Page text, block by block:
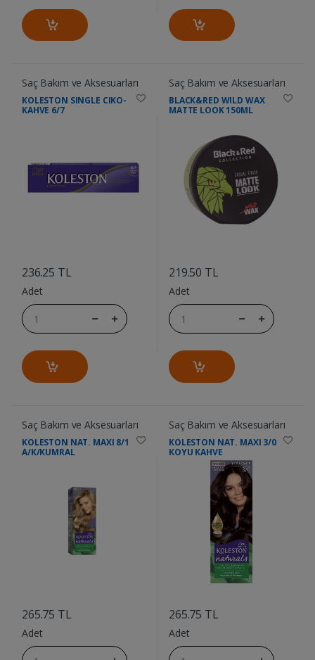
Saç Bakım ve Aksesuarları
KOLESTON SINGLE CIKO-
KAHVE 6/7
236.25 TL
Adet
Saç Bakım ve Aksesuarları
BLACK&RED WILD WAX
MATTE LOOK 150ML
219.50 TL
Adet
Saç Bakım ve Aksesuarları
KOLESTON NAT. MAXI 8/1
A/K/KUMRAL
265.75 TL
Adet
Saç Bakım ve Aksesuarları
KOLESTON NAT. MAXI 3/0
KOYU KAHVE
265.75 TL
Adet